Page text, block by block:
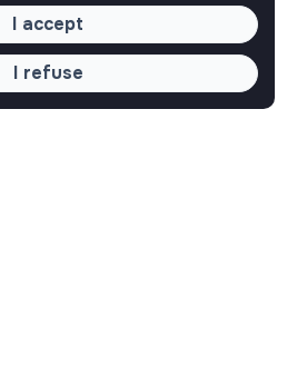
I accept
I refuse